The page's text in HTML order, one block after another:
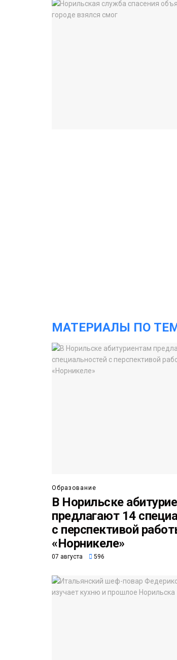
МАТЕРИАЛЫ ПО
Образование
В Норильске
предлагают 14
с перспективой
«Норникеле»
07 августа 596